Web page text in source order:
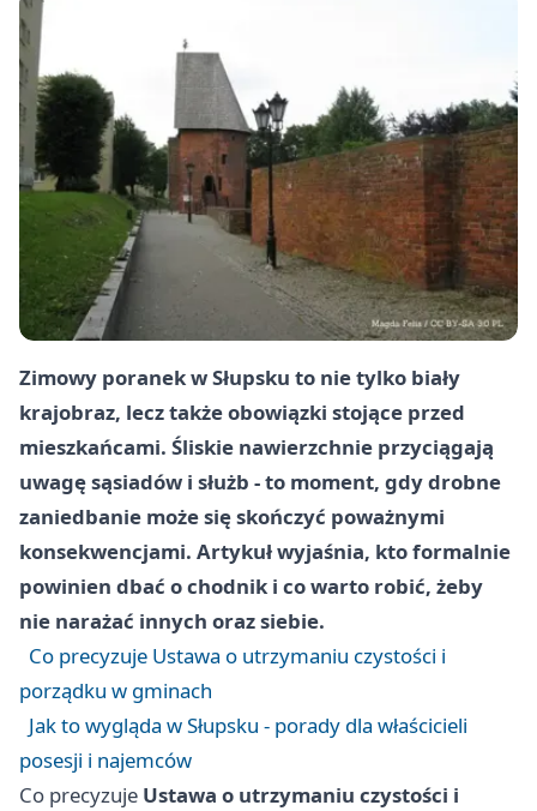
Zimowy poranek w Słupsku to nie tylko biały
krajobraz, lecz także obowiązki stojące przed
mieszkańcami. Śliskie nawierzchnie przyciągają
uwagę sąsiadów i służb - to moment, gdy drobne
zaniedbanie może się skończyć poważnymi
konsekwencjami. Artykuł wyjaśnia, kto formalnie
powinien dbać o chodnik i co warto robić, żeby
nie narażać innych oraz siebie.
Co precyzuje Ustawa o utrzymaniu czystości i
porządku w gminach
Jak to wygląda w Słupsku - porady dla właścicieli
posesji i najemców
Co precyzuje Ustawa o utrzymaniu czystości i